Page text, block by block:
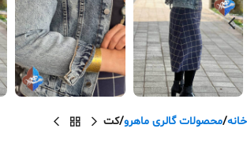
خانه محصولات گالری ماهرو کت